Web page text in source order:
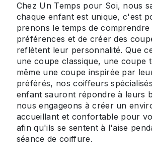
Chez Un Temps pour Soi, nous
chaque enfant est unique, c'est
prenons le temps de comprendre
préférences et de créer des
reflètent leur personnalité. Que
une coupe classique, une coupe
même une coupe inspirée par
préférés, nos coiffeurs
enfant sauront répondre à leurs
nous engageons à créer un
accueillant et confortable pour
afin qu'ils se sentent à l'aise
séance de coiffure.